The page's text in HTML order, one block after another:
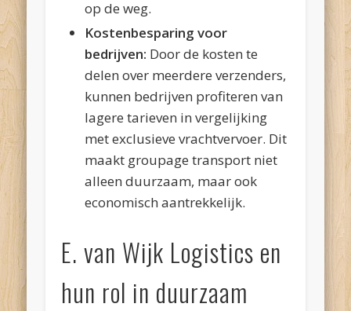
op de weg.
Kostenbesparing voor
bedrijven: Door de kosten te
delen over meerdere verzenders,
kunnen bedrijven profiteren van
lagere tarieven in vergelijking
met exclusieve vrachtvervoer. Dit
maakt groupage transport niet
alleen duurzaam, maar ook
economisch aantrekkelijk.
E. van Wijk Logistics en
hun rol in duurzaam